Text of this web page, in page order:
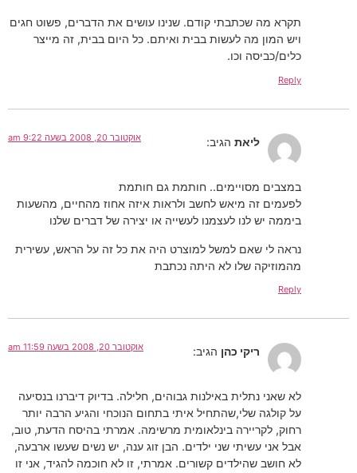
תקרא מה שכתבתי קודם. שנינו עושים את הדברים, פשוט חגים
ויש המון מה לעשות בבית ואיתם. כל היום בבית, זה מייצר
כלים/כביסה וכו.
Reply
ליאת הגיב: אוקטובר 20, 2008 בשעה 9:22 am
במצבים מסויימים.. חותמת גם חותמת
לפעמים זה מיאש לחשב ולראות איזה אחוז מהחיים, מהשעות
ביממה יש לנו לעצמנו לעשייה או יצירה של דברים שלנו
נראה לי שאם למשל למוצרט היה את כל זה על הראש, עשירית
מהמוזיקה שלו לא היתה נכתבת
Reply
ריקי כהן הגיב: אוקטובר 20, 2008 בשעה 11:59 am
לא שאני נתלית באילנות גבוהים, חלילה. בדיוק דיברנו בנסיעה
על קולגה שלי,שהתחיל איתי בתחום הנוכחי והגיע הרבה יותר
רחוק, לקריירה בינלאומית מרשימה. אמרתי בהיסח הדעת, טוב,
אבל אני עשיתי שני ילדים. הבן זוג ענה, יש נשים שעשו ארבעה,
לא חושב שהילדים קשורים. אמרתי, זו לא חוכמה להגיד, אני זו